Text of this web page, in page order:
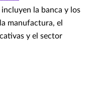
la banca y los
manufactura, el
y el sector